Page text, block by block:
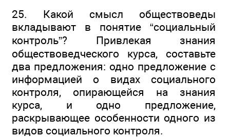
25. Какой смысл обществоведы
вкладывают в понятие “социальный
контроль”? Привлекая знания
обществоведческого курса, составьте
два предложения: одно предложение с
информацией о видах социального
контроля, опирающейся на знания
курса, и одно предложение,
раскрывающее особенности одного из
видов социального контроля.